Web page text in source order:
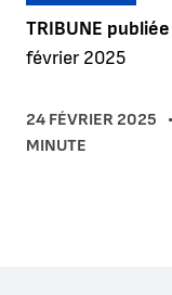
TRIBUNE
février 2025
24 FÉVRIER 2025
MINUTE